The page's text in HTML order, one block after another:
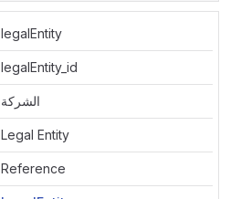
legalEntity
legalEntity_id
الشركة
Legal Entity
Reference